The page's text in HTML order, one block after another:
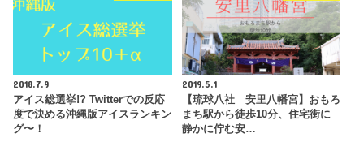
2018.7.9
アイス総選挙!? Twitterでの反応
度で決める沖縄版アイスランキン
グ〜！
2019.5.1
【琉球八社 安里八幡宮】おもろ
まち駅から徒歩10分、住宅街に
静かに佇む安…